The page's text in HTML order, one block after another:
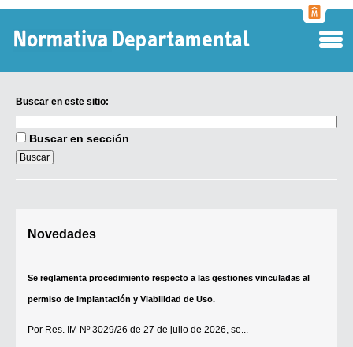
Buscar en este sitio:
en
sitio:
Buscar en sección
Novedades
Se reglamenta procedimiento respecto a las gestiones vinculadas al
permiso de Implantación y Viabilidad de Uso.
Por Res. IM Nº 3029/26 de 27 de julio de 2026, se...